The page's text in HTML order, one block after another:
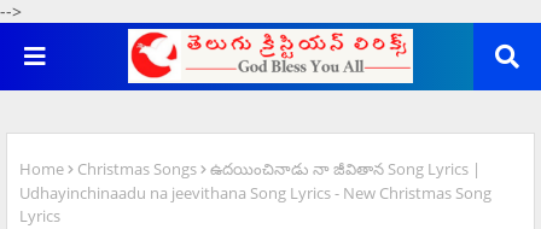
-->
Home Christmas Songs
ఉదయించినాడు నా జీవితాన Song Lyrics |
Udhayinchinaadu na jeevithana Song Lyrics - New Christmas Song
Lyrics